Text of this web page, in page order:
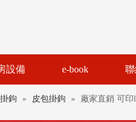
設備 e-book
鉤 » 皮包掛鉤 » 廠家直銷 可